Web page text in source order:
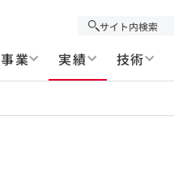
事業 実績 技術